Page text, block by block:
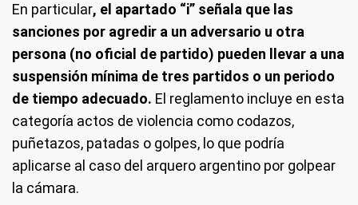
En particular, el apartado “i” señala que las
sanciones por agredir a un adversario u otra
persona (no oficial de partido) pueden llevar a una
suspensión mínima de tres partidos o un periodo
de tiempo adecuado. El reglamento incluye en esta
categoría actos de violencia como codazos,
puñetazos, patadas o golpes, lo que podría
aplicarse al caso del arquero argentino por golpear
la cámara.